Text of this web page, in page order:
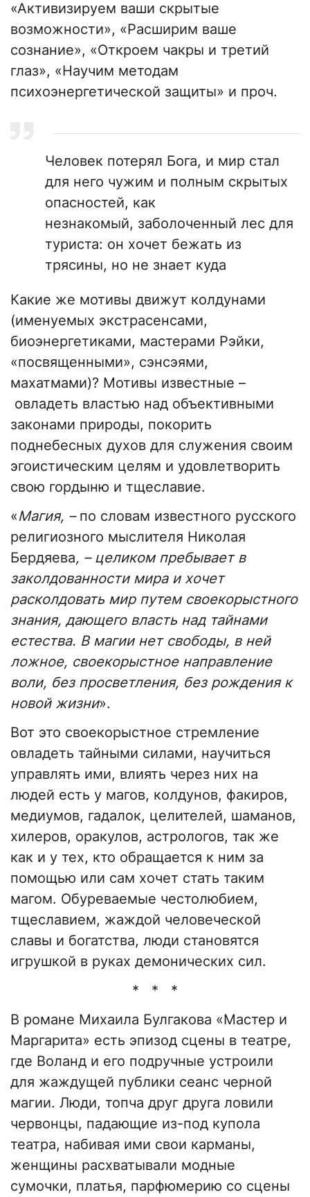
«Активизируем ваши скрытые
возможности», «Расширим ваше
сознание», «Откроем чакры и третий
глаз», «Научим методам
психоэнергетической защиты» и проч.
Человек потерял Бога, и мир стал
для него чужим и полным скрытых
опасностей, как
незнакомый, заболоченный лес для
туриста: он хочет бежать из
трясины, но не знает куда
Какие же мотивы движут колдунами
(именуемых экстрасенсами,
биоэнергетиками, мастерами Рэйки,
«посвященными», сэнсэями,
махатмами)? Мотивы известные –
овладеть властью над объективными
законами природы, покорить
поднебесных духов для служения своим
эгоистическим целям и удовлетворить
свою гордыню и тщеславие.
«Магия, – по словам известного русского
религиозного мыслителя Николая
Бердяева, – целиком пребывает в
заколдованности мира и хочет
расколдовать мир путем своекорыстного
знания, дающего власть над тайнами
естества. В магии нет свободы, в ней
ложное, своекорыстное направление
воли, без просветления, без рождения к
новой жизни».
Вот это своекорыстное стремление
овладеть тайными силами, научиться
управлять ими, влиять через них на
людей есть у магов, колдунов, факиров,
медиумов, гадалок, целителей, шаманов,
хилеров, оракулов, астрологов, так же
как и у тех, кто обращается к ним за
помощью или сам хочет стать таким
магом. Обуреваемые честолюбием,
тщеславием, жаждой человеческой
славы и богатства, люди становятся
игрушкой в руках демонических сил.
* * *
В романе Михаила Булгакова «Мастер и
Маргарита» есть эпизод сцены в театре,
где Воланд и его подручные устроили
для жаждущей публики сеанс черной
магии. Люди, топча друг друга ловили
червонцы, падающие из-под купола
театра, набивая ими свои карманы,
женщины расхватывали модные
сумочки, платья, парфюмерию со сцены